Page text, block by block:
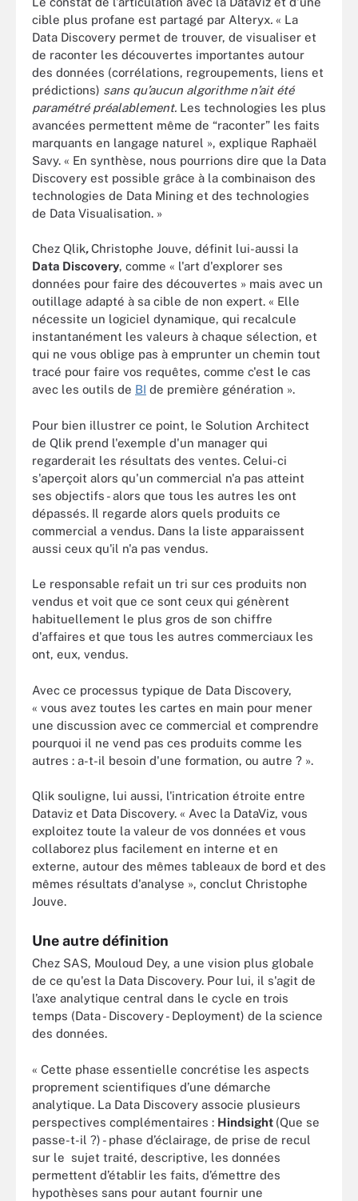
cible plus profane est partagé par Alteryx. « La
Data Discovery permet de trouver, de visualiser et
de raconter les découvertes importantes autour
des données (corrélations, regroupements, liens et
prédictions) sans qu’aucun algorithme n’ait été
paramétré préalablement. Les technologies les plus
avancées permettent même de “raconter” les faits
marquants en langage naturel », explique Raphaël
Savy. « En synthèse, nous pourrions dire que la Data
Discovery est possible grâce à la combinaison des
technologies de Data Mining et des technologies
de Data Visualisation. »
Chez Qlik,Christophe Jouve, définit lui-aussi la
Data Discovery, comme « l'art d'explorer ses
données pour faire des découvertes » mais avec un
outillage adapté à sa cible de non expert. « Elle
nécessite un logiciel dynamique, qui recalcule
instantanément les valeurs à chaque sélection, et
qui ne vous oblige pas à emprunter un chemin tout
tracé pour faire vos requêtes, comme c'est le cas
avec les outils de BI de première génération ».
Pour bien illustrer ce point, le Solution Architect
de Qlik prend l'exemple d'un manager qui
regarderait les résultats des ventes. Celui-ci
s'aperçoit alors qu'un commercial n'a pas atteint
ses objectifs - alors que tous les autres les ont
dépassés. Il regarde alors quels produits ce
commercial a vendus. Dans la liste apparaissent
aussi ceux qu'il n'a pas vendus.
Le responsable refait un tri sur ces produits non
vendus et voit que ce sont ceux qui génèrent
habituellement le plus gros de son chiffre
d'affaires et que tous les autres commerciaux les
ont, eux, vendus.
Avec ce processus typique de Data Discovery,
« vous avez toutes les cartes en main pour mener
une discussion avec ce commercial et comprendre
pourquoi il ne vend pas ces produits comme les
autres : a-t-il besoin d'une formation, ou autre ? ».
Qlik souligne, lui aussi, l'intrication étroite entre
Dataviz et Data Discovery. « Avec la DataViz, vous
exploitez toute la valeur de vos données et vous
collaborez plus facilement en interne et en
externe, autour des mêmes tableaux de bord et des
mêmes résultats d'analyse », conclut Christophe
Jouve.
Une autre définition
Chez SAS, Mouloud Dey, a une vision plus globale
de ce qu'est la Data Discovery. Pour lui, il s'agit de
l’axe analytique central dans le cycle en trois
temps (Data - Discovery - Deployment) de la science
des données.
« Cette phase essentielle concrétise les aspects
proprement scientifiques d’une démarche
analytique. La Data Discovery associe plusieurs
perspectives complémentaires : Hindsight (Que se
passe-t-il ?) - phase d’éclairage, de prise de recul
sur le sujet traité, descriptive, les données
permettent d’établir les faits, d’émettre des
hypothèses sans pour autant fournir une